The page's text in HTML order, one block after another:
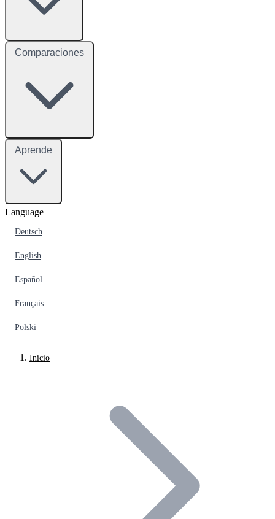
Comparaciones
Aprende
Language
Deutsch
English
Español
Français
Polski
Inicio